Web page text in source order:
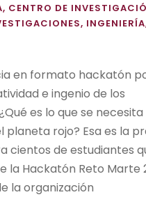
, CENTRO DE
, INGENIERÍA
en formato hackatón
e ingenio de los
es lo que se
planeta rojo? Esa es la
cientos de estudiantes
la Hackatón Reto Marte
la organización